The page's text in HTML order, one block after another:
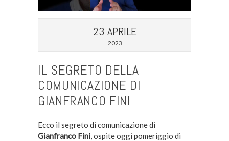
23 APRILE
2023
IL SEGRETO DELLA
COMUNICAZIONE DI
GIANFRANCO FINI
Ecco il segreto di comunicazione di
Gianfranco Fini, ospite oggi pomeriggio di